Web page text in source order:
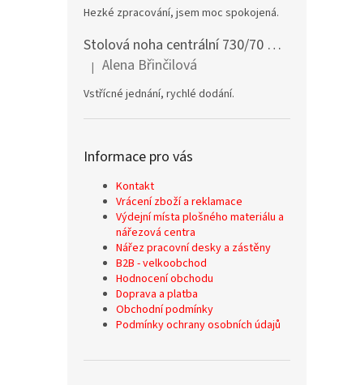
Hezké zpracování, jsem moc spokojená.
Stolová noha centrální 730/70 mm stříbrná
Hodnocení produktu je 5 z 5 hvězdiček.
| Alena Břinčilová
Vstřícné jednání, rychlé dodání.
Informace pro vás
Kontakt
Vrácení zboží a reklamace
Výdejní místa plošného materiálu a
nářezová centra
Nářez pracovní desky a zástěny
B2B - velkoobchod
Hodnocení obchodu
Doprava a platba
Obchodní podmínky
Podmínky ochrany osobních údajů